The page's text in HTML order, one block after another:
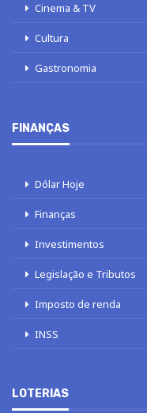
Cinema & TV
Cultura
Gastronomia
FINANÇAS
Dólar Hoje
Finanças
Investimentos
Legislação e Tributos
Imposto de renda
INSS
LOTERIAS